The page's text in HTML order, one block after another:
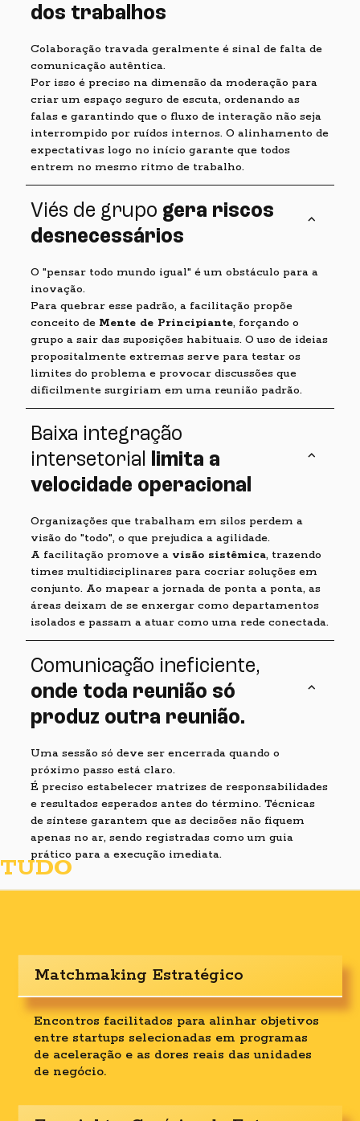
dos trabalhos
Colaboração travada geralmente é sinal de falta de
comunicação autêntica.
Por isso é preciso na dimensão da moderação para
criar um espaço seguro de escuta, ordenando as
falas e garantindo que o fluxo de interação não seja
interrompido por ruídos internos. O alinhamento de
expectativas logo no início garante que todos
entrem no mesmo ritmo de trabalho.
Viés de grupo gera riscos
desnecessários
keyboard_arrow_up
O "pensar todo mundo igual" é um obstáculo para a
inovação.
Para quebrar esse padrão, a facilitação propõe
conceito de Mente de Principiante, forçando o
grupo a sair das suposições habituais. O uso de ideias
propositalmente extremas serve para testar os
limites do problema e provocar discussões que
dificilmente surgiriam em uma reunião padrão.
Baixa integração
intersetorial
limita a
velocidade operacional
keyboard_arrow_up
Organizações que trabalham em silos perdem a
visão do "todo", o que prejudica a agilidade.
A facilitação promove a visão sistêmica, trazendo
times multidisciplinares para cocriar soluções em
conjunto. Ao mapear a jornada de ponta a ponta, as
áreas deixam de se enxergar como departamentos
isolados e passam a atuar como uma rede conectada.
Comunicação ineficiente,
onde toda reunião só
produz outra reunião.
keyboard_arrow_up
Uma sessão só deve ser encerrada quando o
próximo passo está claro.
É preciso estabelecer matrizes de responsabilidades
e resultados esperados antes do término. Técnicas
de síntese garantem que as decisões não fiquem
apenas no ar, sendo registradas como um guia
prático para a execução imediata.
TUDO
Matchmaking Estratégico
Encontros facilitados para alinhar objetivos
entre startups selecionadas em programas
de aceleração e as dores reais das unidades
de negócio.